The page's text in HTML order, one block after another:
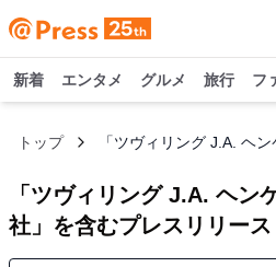
新着 エンタメ グルメ 旅行 フ
トップ 「ツヴィリング J.A. ヘ
「ツヴィリング J.A. ヘン
社」を含むプレスリリース